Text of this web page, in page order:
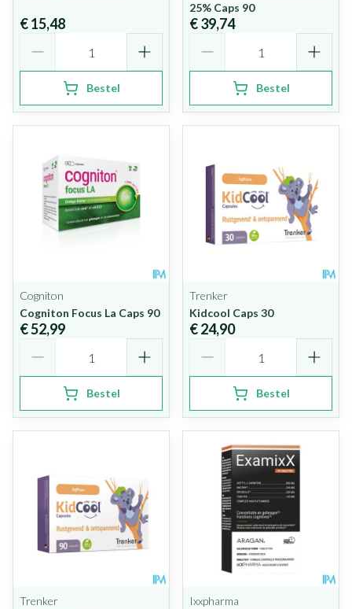
€ 15,48
Bestel
25% Caps 90
€ 39,74
Bestel
Cogniton
Cogniton Focus La Caps 90
€ 52,99
Bestel
Trenker
Kidcool Caps 30
€ 24,90
Bestel
Trenker
Ixxpharma